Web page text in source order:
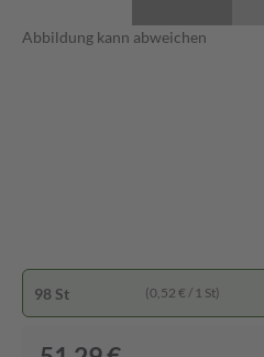
Abbildung kann abweichen
98 St (0,52 € / 1 St)